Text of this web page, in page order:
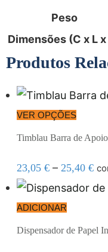
Peso
Dimensões (C x L x
Produtos
VER OPÇÕES
Timblau Barra de
23,05 € – 25,40 €
ADICIONAR
Dispensador de Papel